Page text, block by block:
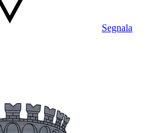
Segnala